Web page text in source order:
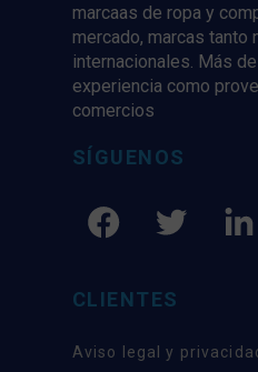
marcaas de ropa y
mercado, marcas tanto
internacionales. Más
experiencia como
comercios
SÍGUENOS
CLIENTES
Aviso legal y